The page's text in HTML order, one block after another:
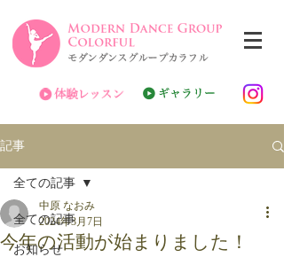
記事
全ての記事
お知らせ
全ての記事
今年の活動が始まりました！
中原 なおみ
2024年3月7日